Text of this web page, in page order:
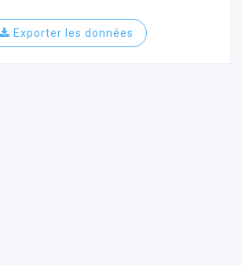
Exporter les données